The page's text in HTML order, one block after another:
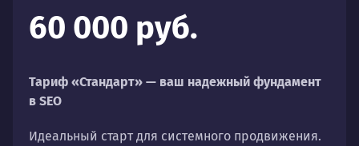
60 000 руб.
Тариф «Стандарт» — ваш надежный фундамент
в SEO
Идеальный старт для системного продвижения.